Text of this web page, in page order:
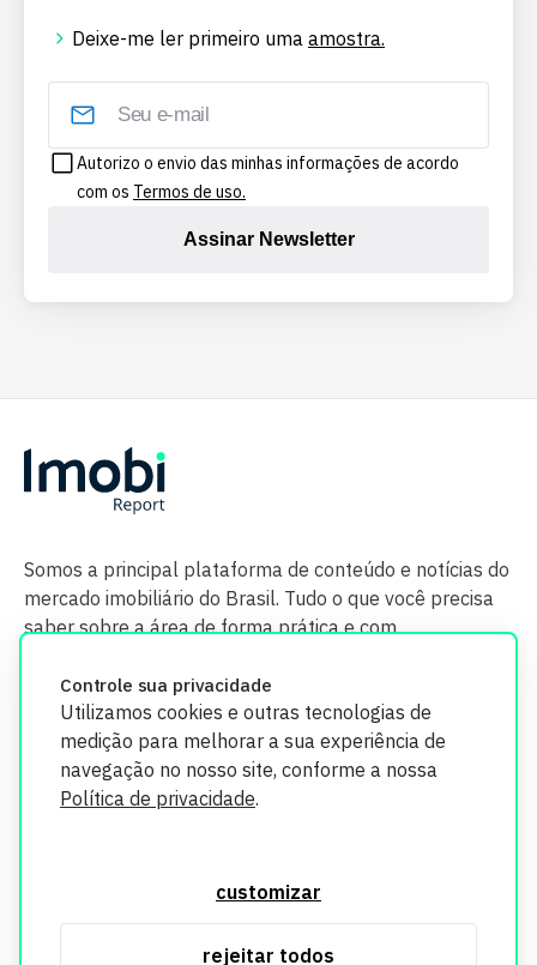
Controle sua privacidade
Utilizamos cookies e outras tecnologias de
medição para melhorar a sua experiência de
navegação no nosso site, conforme a nossa
Política de privacidade.
customizar
rejeitar todos
Deixe-me ler primeiro uma amostra.
Autorizo o envio das minhas informações de acordo
com os Termos de uso.
Assinar Newsletter
Somos a principal plataforma de conteúdo e notícias do
mercado imobiliário do Brasil. Tudo o que você precisa
saber sobre a área de forma prática e com
segurança. Todos os dados coletados em nosso site são
utilizados exclusivamente para fins de aprimoramento de
informações, consulte nossa Política de Privacidade.